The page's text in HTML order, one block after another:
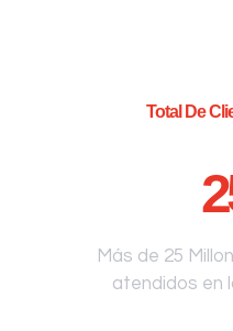
Total De
Más de 25
atendidos en